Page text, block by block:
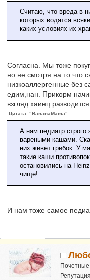
Считаю, что вреда в
которых водятся
каких условиях их
Согласна. Мы тоже
но не смотря на то что
низкоаллергенные без
едим,нан. Прикорм
взгляд хаинц
Цитата: "BananaMama"
А нам педиатр строго
вареными кашами.
них живет грибок. У
такие каши
остановились на
чище!
И нам тоже самое
Почетные